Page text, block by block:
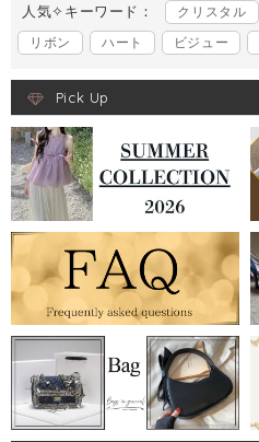
人気✧キーワード： クリスタル
リボン
ハート ビジュー
Pick Up